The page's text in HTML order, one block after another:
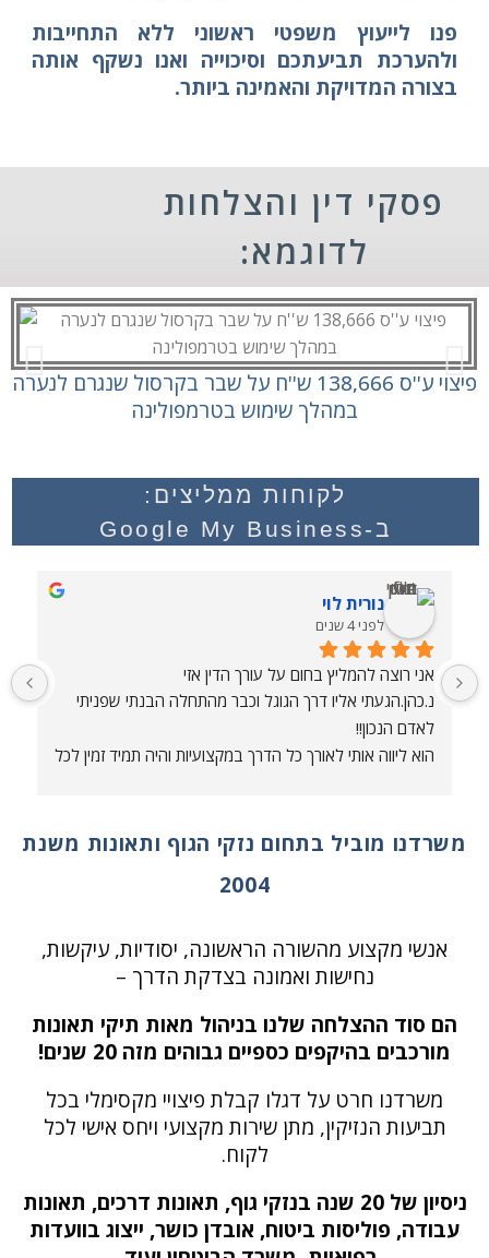
פנו לייעוץ משפטי ראשוני ללא התחייבות
ולהערכת תביעתכם וסיכוייה ואנו נשקף אותה
בצורה המדויקת והאמינה ביותר.
פסקי דין והצלחות
לדוגמא:
פיצוי ע''ס 138,666 ש''ח על שבר בקרסול שנגרם לנערה
במהלך שימוש בטרמפולינה
לקוחות ממליצים:
ב-Google My Business
נורית לוי
לפני 4 שנים
אני רוצה להמליץ בחום על עורך הדין אזי
לאדם הנכון!!
תפנו אליו ורק תרויחו!
משרדנו מוביל בתחום נזקי הגוף ותאונות משנת
2004
אנשי מקצוע מהשורה הראשונה, יסודיות, עיקשות,
נחישות ואמונה בצדקת הדרך –
הם סוד ההצלחה שלנו בניהול מאות תיקי תאונות
מורכבים בהיקפים כספיים גבוהים מזה 20 שנים!
משרדנו חרט על דגלו קבלת פיצויי מקסימלי בכל
תביעות הנזיקין, מתן שירות מקצועי ויחס אישי לכל
לקוח.
ניסיון של 20 שנה בנזקי גוף, תאונות דרכים, תאונות
עבודה, פוליסות ביטוח, אובדן כושר, ייצוג בוועדות